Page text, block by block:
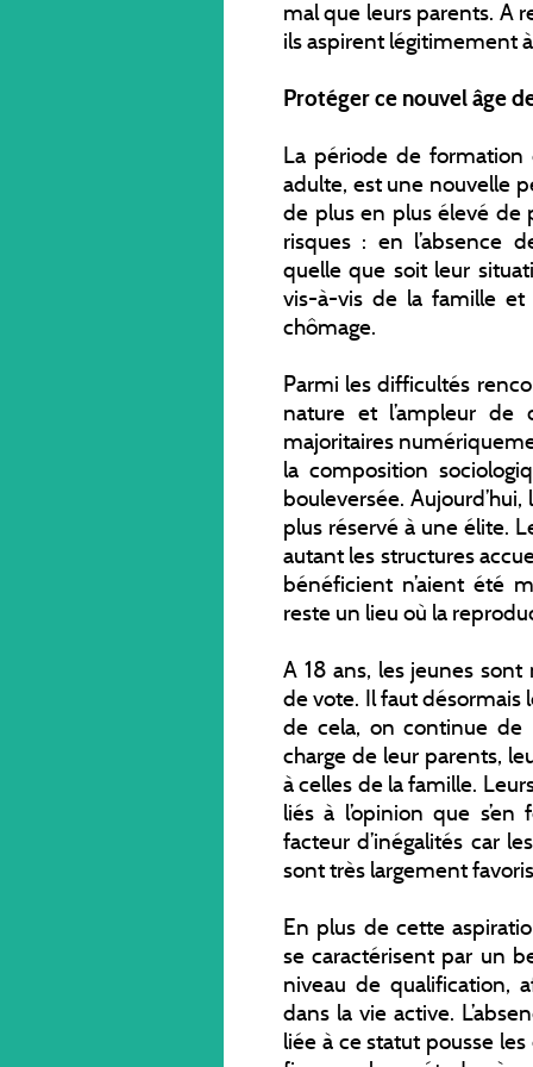
mal que leurs parents. A
ils aspirent légitimement
Protéger ce nouvel âge
La période de formation
adulte, est une nouvelle
de plus en plus élevé de
risques : en l’absence
quelle que soit leur
vis-à-vis de la famille
chômage.
Parmi les difficultés
nature et l’ampleur de
majoritaires
la composition
bouleversée. Aujourd’hui,
plus réservé à une élite.
autant les structures
bénéficient n’aient été
reste un lieu où la
A 18 ans, les jeunes
de vote. Il faut désormais
de cela, on continue de
charge de leur parents,
à celles de la famille.
liés à l’opinion que
facteur d’inégalités car
sont très largement
En plus de cette
se caractérisent par un
niveau de qualification,
dans la vie active.
liée à ce statut pousse